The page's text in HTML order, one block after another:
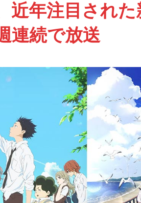
近年注目され
連続で放送